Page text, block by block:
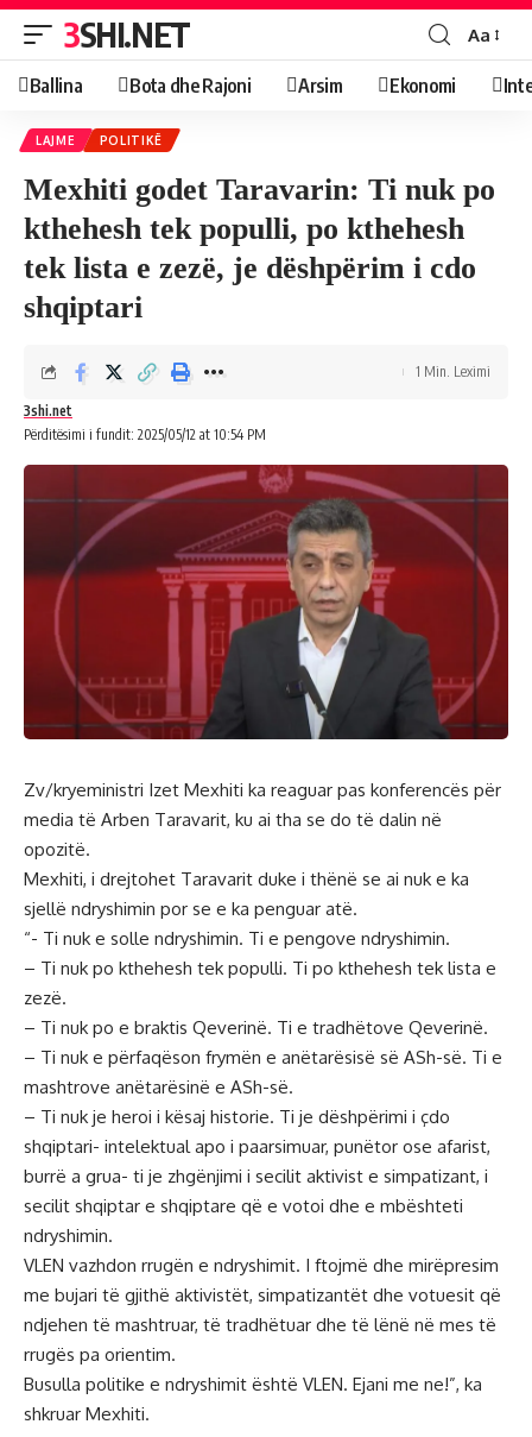
3SHI.NET Aa
Ballina Bota dhe Rajoni Arsim Ekonomi
LAJME POLITIKË
Mexhiti godet Taravarin: Ti nuk po
kthehesh tek populli, po kthehesh
tek lista e zezë, je dëshpërim i cdo
shqiptari
Përditësimi i fundit: 2025/05/12 at 10:54 PM
3shi.net
1 Min. Leximi
Zv/kryeministri Izet Mexhiti ka reaguar pas konferencës për
media të Arben Taravarit, ku ai tha se do të dalin në
opozitë.
Mexhiti, i drejtohet Taravarit duke i thënë se ai nuk e ka
sjellë ndryshimin por se e ka penguar atë.
“- Ti nuk e solle ndryshimin. Ti e pengove ndryshimin.
– Ti nuk po kthehesh tek populli. Ti po kthehesh tek lista e
zezë.
– Ti nuk po e braktis Qeverinë. Ti e tradhëtove Qeverinë.
– Ti nuk e përfaqëson frymën e anëtarësisë së ASh-së. Ti e
mashtrove anëtarësinë e ASh-së.
– Ti nuk je heroi i kësaj historie. Ti je dëshpërimi i çdo
shqiptari- intelektual apo i paarsimuar, punëtor ose afarist,
burrë a grua- ti je zhgënjimi i secilit aktivist e simpatizant, i
secilit shqiptar e shqiptare që e votoi dhe e mbështeti
ndryshimin.
VLEN vazhdon rrugën e ndryshimit. I ftojmë dhe mirëpresim
me bujari të gjithë aktivistët, simpatizantët dhe votuesit që
ndjehen të mashtruar, të tradhëtuar dhe të lënë në mes të
rrugës pa orientim.
Busulla politike e ndryshimit është VLEN. Ejani me ne!”, ka
shkruar Mexhiti.